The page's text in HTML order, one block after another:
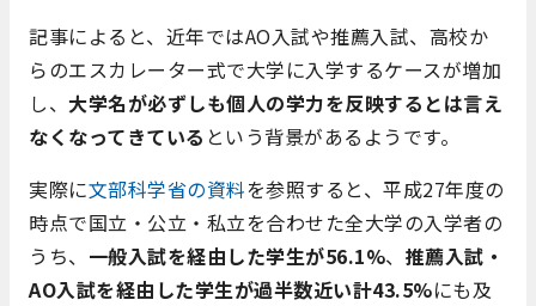
記事によると、近年ではAO入試や推薦入試、高校か
らのエスカレーター式で大学に入学するケースが増加
し、 大学名が必ずしも個人の学力を反映するとは言え
なくなってきている という背景があるようです。
実際に文部科学省の資料を参照すると、平成27年度の
時点で国立・公立・私立を合わせた全大学の入学者の
うち、 一般入試を経由した学生が56.1%、 推薦入試・
AO入試を経由した学生が過半数近い計43.5%にも及